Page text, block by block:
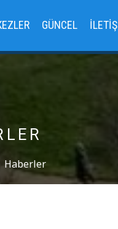
GÜNCEL
Haberler